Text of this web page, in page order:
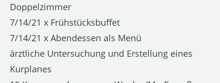
Doppelzimmer
7/14/21 x Frühstücksbuffet
7/14/21 x Abendessen als Menü
ärztliche Untersuchung und Erstellung eines
Kurplanes